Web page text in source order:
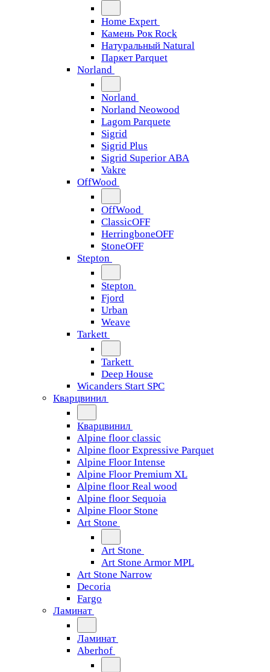
Home Expert
Камень Рок Rock
Натуральный Natural
Паркет Parquet
Norland
Norland
Norland Neowood
Lagom Parquete
Sigrid
Sigrid Plus
Sigrid Superior ABA
Vakre
OffWood
OffWood
ClassicOFF
HerringboneOFF
StoneOFF
Stepton
Stepton
Fjord
Urban
Weave
Tarkett
Tarkett
Deep House
Wicanders Start SPC
Кварцвинил
Кварцвинил
Alpine floor classic
Alpine floor Expressive Parquet
Alpine Floor Intense
Alpine Floor Premium XL
Alpine floor Real wood
Alpine floor Sequoia
Alpine Floor Stone
Art Stone
Art Stone
Art Stone Armor MPL
Art Stone Narrow
Decoria
Fargo
Ламинат
Ламинат
Aberhof